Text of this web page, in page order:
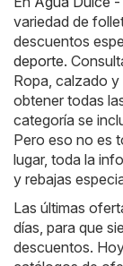
variedad de
descuentos
deporte.
Ropa, calzado
obtener todas
categoría se
Pero eso no es
lugar, toda la
y rebajas
Las últimas
días, para que
descuentos.